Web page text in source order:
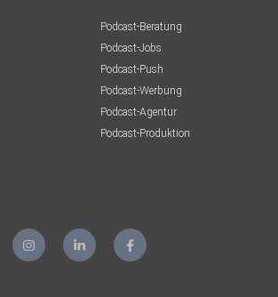
Podcast-Beratung
Podcast-Jobs
Podcast-Push
Podcast-Werbung
Podcast-Agentur
Podcast-Produktion